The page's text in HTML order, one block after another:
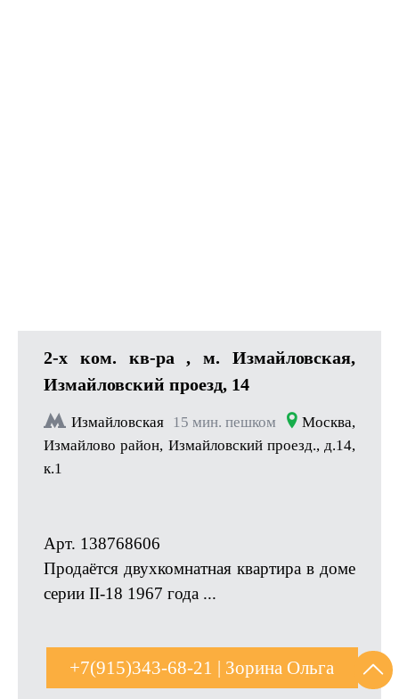
2-x ком. кв-ра , м. Измайловская,
Измайловский проезд, 14
Измайловская 15 мин. пешком
Москва,
Измайлово район, Измайловский проезд., д.14,
к.1
Арт. 138768606
Продаётся двухкомнатная квартира в доме
серии II-18 1967 года ...
+7(915)343-68-21 | Зорина Ольга